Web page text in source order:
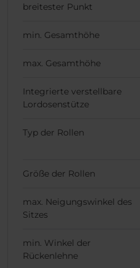
breitester Punkt
min. Gesamthöhe
max. Gesamthöhe
Integrierte verstellbare
Lordosenstütze
Typ der Rollen
Größe der Rollen
max. Neigungswinkel des
Sitzes
min. Winkel der
Rückenlehne